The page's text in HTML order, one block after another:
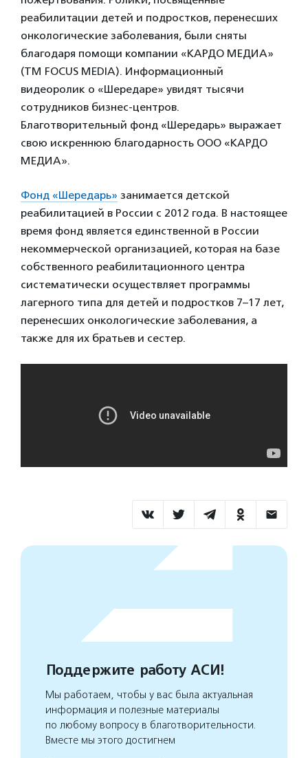
реабилитации детей и подростков, перенесших
онкологические заболевания, были сняты
благодаря помощи компании «КАРДО МЕДИА»
(ТМ FOCUS MEDIA). Информационный
видеоролик о «Шередаре» увидят тысячи
сотрудников бизнес-центров.
Благотворительный фонд «Шередарь» выражает
свою искреннюю благодарность ООО «КАРДО
МЕДИА».
Фонд «Шередарь» занимается детской
реабилитацией в России с 2012 года. В настоящее
время фонд является единственной в России
некоммерческой организацией, которая на базе
собственного реабилитационного центра
систематически осуществляет программы
лагерного типа для детей и подростков 7–17 лет,
перенесших онкологические заболевания, а
также для их братьев и сестер.
Поддержите работу АСИ!
Мы работаем, чтобы у вас была актуальная
информация и полезные материалы
по любому вопросу в благотворительности.
Вместе мы этого достигнем